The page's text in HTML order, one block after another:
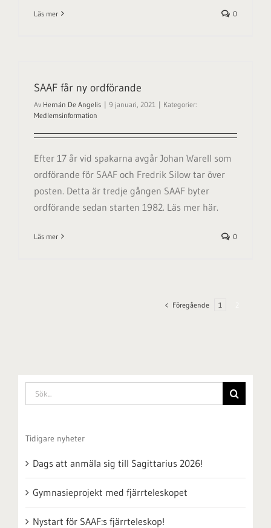
Läs mer 0
SAAF får ny ordförande
Av Hernán De Angelis | 9 januari, 2021 | Kategorier:
Medlemsinformation
Efter 17 år vid spakarna avgår Johan Warell som
ordförande för SAAF och Fredrik Silow tar över
posten. Detta är tredje gången SAAF byter
ordförande sedan starten 1982. Läs mer här.
Läs mer 0
Föregående 1
Sök
efter:
Tidigare nyheter
Dags att anmäla sig till Sagittarius 2026!
Gymnasieprojekt med fjärrteleskopet
Nystart för SAAF:s fjärrteleskop!